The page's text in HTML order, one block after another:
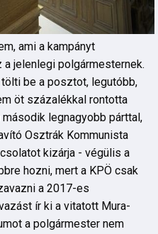
ami a kampányt
jelenlegi polgármesternek.
be a posztot, legutóbb,
öt százalékkal rontotta
legnagyobb párttal,
Osztrák Kommunista
kizárja - végülis a
hozni, mert a KPÖ csak
a 2017-es
ír ki a vitatott Mura-
a polgármester nem